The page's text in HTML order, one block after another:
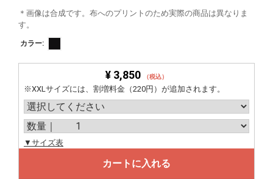
＊画像は合成です。布へのプリントのため実際の商品は異なりま
す。
カラー:
¥ 3,850 （税込）
※XXLサイズには、割増料金（220円）が追加されます。
▼サイズ表
カートに入れる